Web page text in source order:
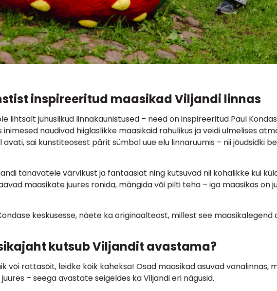
inspireeritud maasikad Viljandi linnas
lihtsalt juhuslikud linnakaunistused – need on inspireeritud Paul
inimesed naudivad hiiglaslikke maasikaid rahulikus ja veidi ulmelises
avati, sai kunstiteosest pärit sümbol uue elu linnaruumis – nii jõudsidki
tänavatele värvikust ja fantaasiat ning kutsuvad nii kohalikke kui
maasikate juures ronida, mängida või pilti teha – iga maasikas on
keskusesse, näete ka originaalteost, millest see maasikalegend
kutsub Viljandit avastama?
või rattasõit, leidke kõik kaheksa! Osad maasikad asuvad vanalinnas,
– seega avastate seigeldes ka Viljandi eri nägusid.